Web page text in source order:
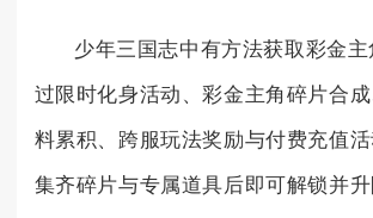
少年三国志中有方法获取彩金
过限时化身活动、彩金主角碎片合
料累积、跨服玩法奖励与付费充值活
集齐碎片与专属道具后即可解锁并升